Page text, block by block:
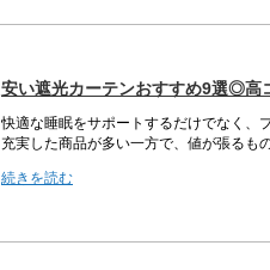
安い遮光カーテンおすすめ9選◎高
快適な睡眠をサポートするだけでなく、
充実した商品が多い一方で、値が張る
続きを読む